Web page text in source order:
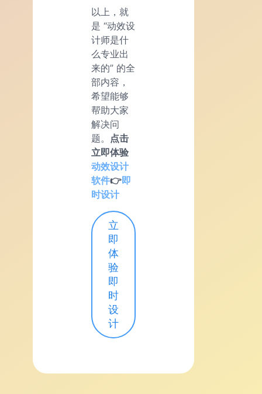
以上，就
是 “动效设
计师是什
么专业出
来的” 的全
部内容，
希望能够
帮助大家
解决问
题。 点击
立即体验
动效设计
软件👉即
时设计
立
即
体
验
即
时
设
计